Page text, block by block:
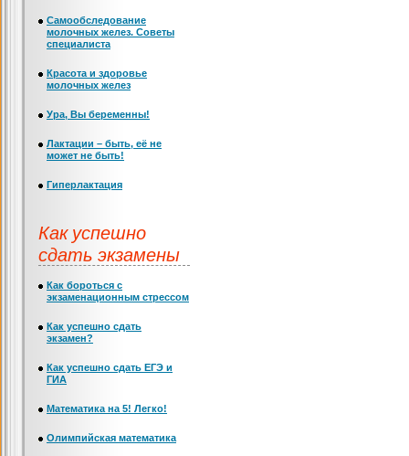
Самообследование
молочных желез. Советы
специалиста
Красота и здоровье
молочных желез
Ура, Вы беременны!
Лактации – быть, её не
может не быть!
Гиперлактация
Как успешно
сдать экзамены
Как бороться с
экзаменационным стрессом
Как успешно сдать
экзамен?
Как успешно сдать ЕГЭ и
ГИА
Математика на 5! Легко!
Олимпийская математика